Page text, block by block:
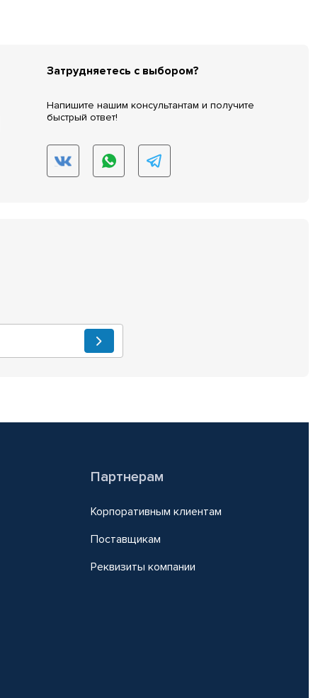
Затрудняетесь с выбором?
Напишите нашим консультантам и получите
быстрый ответ!
Партнерам
Корпоративным клиентам
Поставщикам
Реквизиты компании